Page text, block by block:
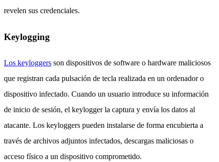
revelen sus credenciales.
Keylogging
Los keyloggers son dispositivos de software o hardware maliciosos
que registran cada pulsación de tecla realizada en un ordenador o
dispositivo infectado. Cuando un usuario introduce su información
de inicio de sesión, el keylogger la captura y envía los datos al
atacante. Los keyloggers pueden instalarse de forma encubierta a
través de archivos adjuntos infectados, descargas maliciosas o
acceso físico a un dispositivo comprometido.